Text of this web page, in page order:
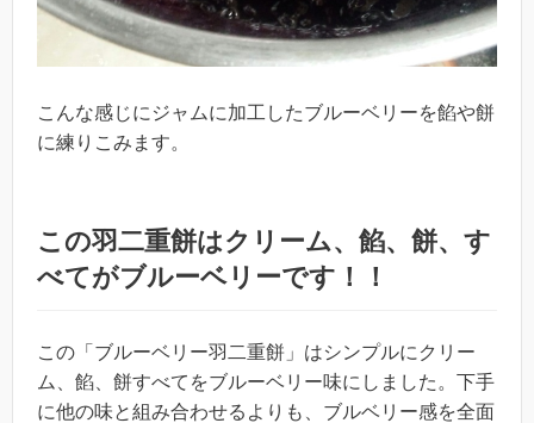
こんな感じにジャムに加工したブルーベリーを餡や餅
に練りこみます。
この羽二重餅はクリーム、餡、餅、す
べてがブルーベリーです！！
この「ブルーベリー羽二重餅」はシンプルにクリー
ム、餡、餅すべてをブルーベリー味にしました。下手
に他の味と組み合わせるよりも、ブルベリー感を全面